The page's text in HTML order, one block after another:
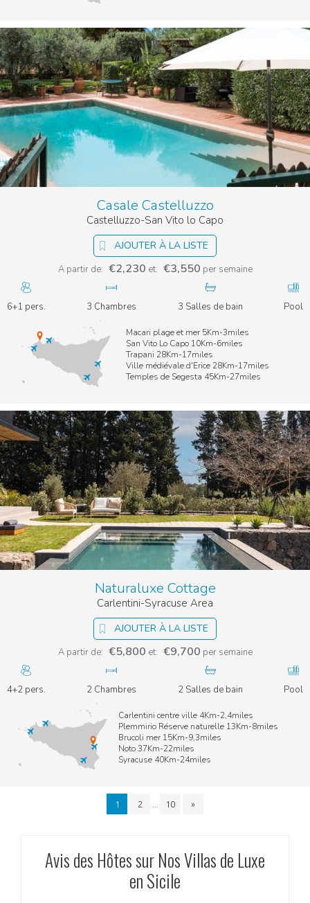
AJOUTER À LA LISTE
Casale Castelluzzo
Castelluzzo-San Vito lo Capo
A partir de: €2,230 et: €3,550 per semaine
6+1 pers. 3 Chambres 3 Salles de bain Pool
Macari plage et mer 5Km-3miles
San Vito Lo Capo 10Km-6miles
Trapani 28Km-17miles
Ville médiévale d'Erice 28Km-17miles
Temples de Segesta 45Km-27miles
AJOUTER À LA LISTE
Naturaluxe Cottage
Carlentini-Syracuse Area
A partir de: €5,800 et: €9,700 per semaine
4+2 pers. 2 Chambres 2 Salles de bain Pool
Carlentini centre ville 4Km-2,4miles
Plemmirio Réserve naturelle 13Km-8miles
Brucoli mer 15Km-9,3miles
Noto 37Km-22miles
Syracuse 40Km-24miles
1 2 … 10 »
Avis des Hôtes sur Nos Villas de Luxe
en Sicile